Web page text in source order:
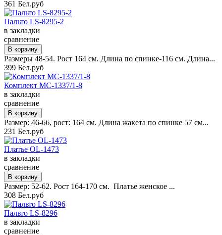
361 Бел.руб
Пальто LS-8295-2
в закладки
сравнение
Размеры 48-54. Рост 164 см. Длина по спинке-116 см. Длина...
399 Бел.руб
Комплект MC-1337/1-8
в закладки
сравнение
Размер: 46-66, рост: 164 см. Длина жакета по спинке 57 см...
231 Бел.руб
Платье OL-1473
в закладки
сравнение
Размер: 52-62. Рост 164-170 см. Платье женское ...
308 Бел.руб
Пальто LS-8296
в закладки
сравнение